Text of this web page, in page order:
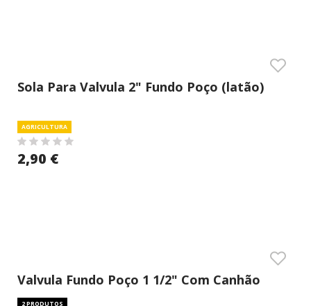
Sola Para Valvula 2" Fundo Poço (latão)
AGRICULTURA
2,90 €
Valvula Fundo Poço 1 1/2" Com Canhão
(latão)
2 PRODUTOS